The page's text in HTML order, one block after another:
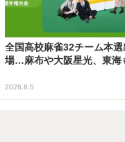
全国高校麻雀32チーム本選
場…麻布や大阪星光、東海
2026.8.5